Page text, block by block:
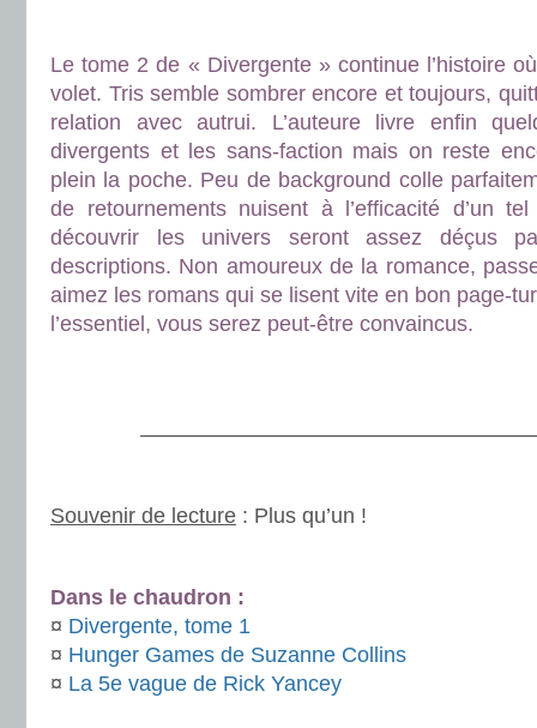
Le tome 2 de « Divergente » continue l’histoire
volet. Tris semble sombrer encore et toujours,
relation avec autrui. L’auteure livre enfin
divergents et les sans-faction mais on reste
plein la poche. Peu de background colle
de retournements nuisent à l’efficacité d’un
découvrir les univers seront assez déçus
descriptions. Non amoureux de la romance,
aimez les romans qui se lisent vite en bon page-
l’essentiel, vous serez peut-être convaincus.
Souvenir de lecture : Plus qu’un !
Dans le chaudron :
¤ Divergente, tome 1
¤ Hunger Games de Suzanne Collins
¤ La 5e vague de Rick Yancey